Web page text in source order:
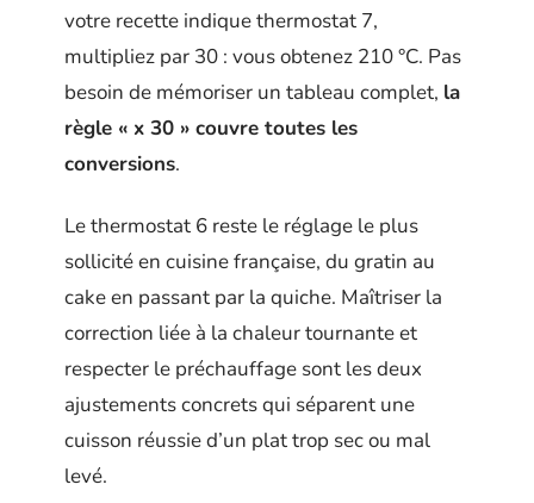
votre recette indique thermostat 7,
multipliez par 30 : vous obtenez 210 °C. Pas
besoin de mémoriser un tableau complet, la
règle « x 30 » couvre toutes les
conversions.
Le thermostat 6 reste le réglage le plus
sollicité en cuisine française, du gratin au
cake en passant par la quiche. Maîtriser la
correction liée à la chaleur tournante et
respecter le préchauffage sont les deux
ajustements concrets qui séparent une
cuisson réussie d’un plat trop sec ou mal
levé.